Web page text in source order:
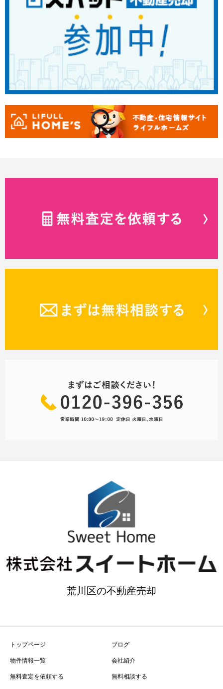
荒川区の不動産売却
トップページ
ブログ
物件情報一覧
会社紹介
無料査定を依頼する
無料相談する